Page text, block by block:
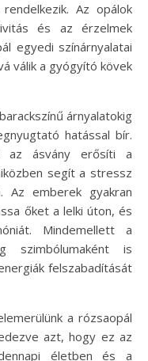
Az opálok
és az érzelmek
egyedi színárnyalatai
válik a gyógyító kövek
árnyalatokig
hatással bír.
az ásvány erősíti a
segít a stressz
Az emberek gyakran
őket a lelki úton, és
Mindemellett a
szimbólumaként is
felszabadítását
a rózsaopál
azt, hogy ez az
életben és a